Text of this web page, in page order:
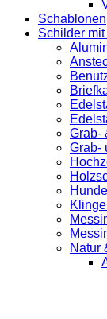
Schablonen
Schilder
Grab-
Grab-
Natur